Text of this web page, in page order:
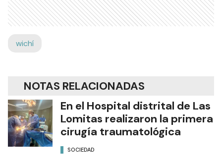
wichí
NOTAS RELACIONADAS
En el Hospital distrital de Las
Lomitas realizaron la primera
cirugía traumatológica
SOCIEDAD